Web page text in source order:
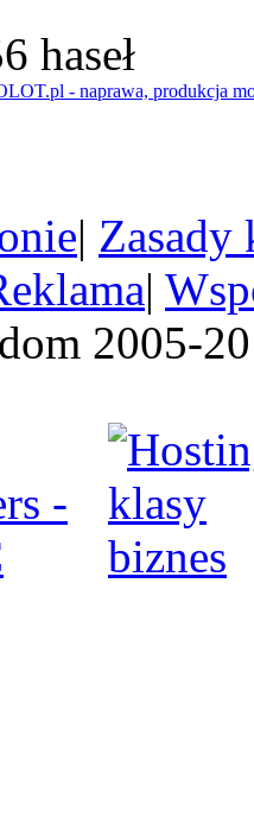
haseł
| Zasady
|
2005-